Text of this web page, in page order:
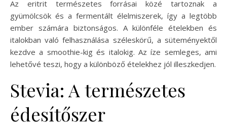
Az eritrit természetes forrásai közé tartoznak a
gyümölcsök és a fermentált élelmiszerek, így a legtöbb
ember számára biztonságos. A különféle ételekben és
italokban való felhasználása széleskörű, a süteményektől
kezdve a smoothie-kig és italokig. Az íze semleges, ami
lehetővé teszi, hogy a különböző ételekhez jól illeszkedjen.
Stevia: A természetes
édesítőszer